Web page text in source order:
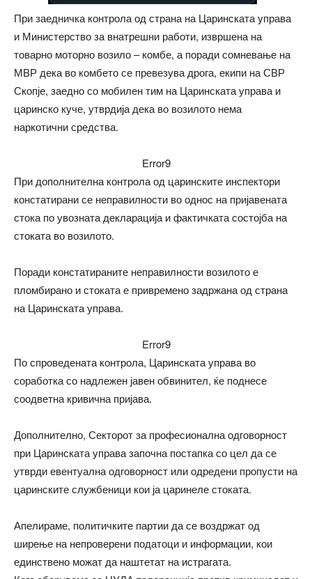
При заедничка контрола од страна на Царинската управа
и Министерство за внатрешни работи, извршена на
товарно моторно возило – комбе, а поради сомневање на
МВР дека во комбето се превезува дрога, екипи на СВР
Скопје, заедно со мобилен тим на Царинската управа и
царинско куче, утврдија дека во возилото нема
наркотични средства.
Error9
При дополнителна контрола од царинските инспектори
констатирани се неправилности во однос на пријавената
стока по увозната декларација и фактичката состојба на
стоката во возилото.
Поради констатираните неправилности возилото е
пломбирано и стоката е привремено задржана од страна
на Царинската управа.
Error9
По спроведената контрола, Царинската управа во
соработка со надлежен јавен обвинител, ќе поднесе
соодветна кривична пријава.
Дополнително, Секторот за професионална одговорност
при Царинската управа започна постапка со цел да се
утврди евентуална одговорност или одредени пропусти на
царинските службеници кои ја царинеле стоката.
Апелираме, политичките партии да се воздржат од
ширење на непроверени податоци и информации, кои
единствено можат да наштетат на истрагата.